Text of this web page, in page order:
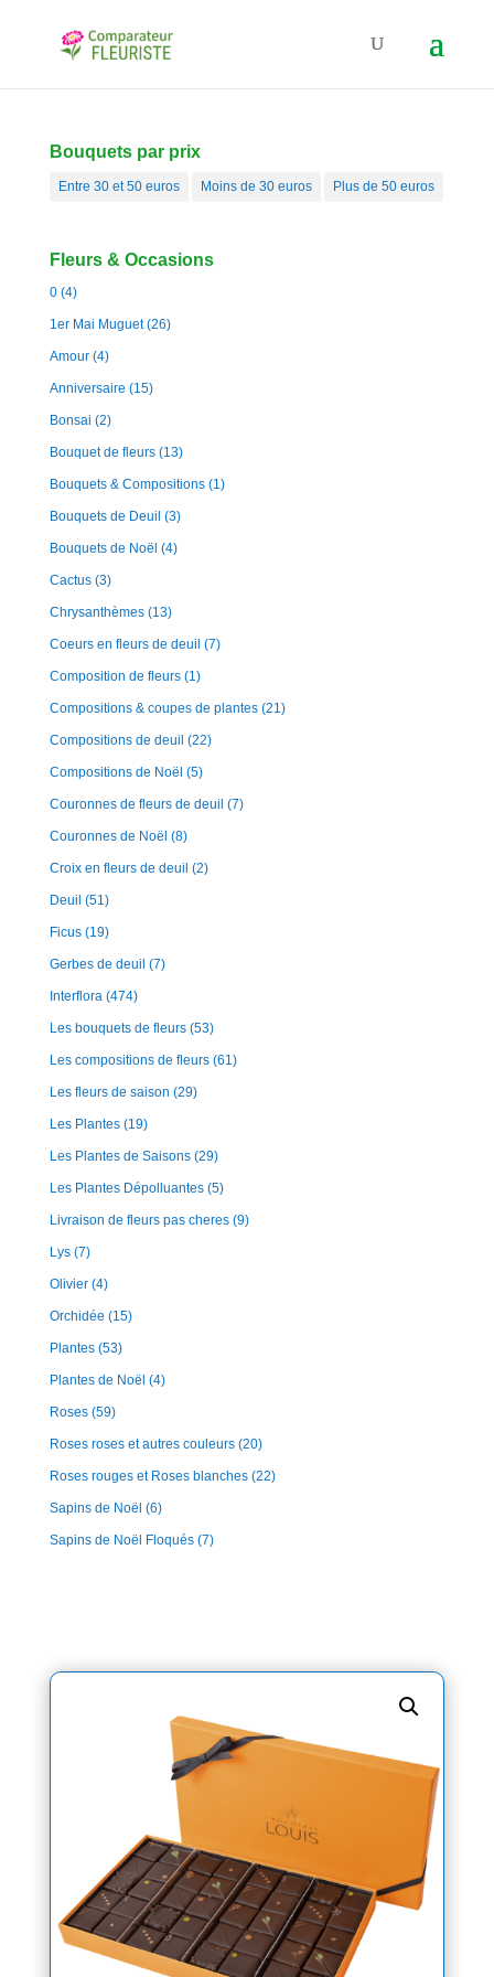
Bouquets par prix
Entre 30 et 50 euros Moins de 30 euros Plus de 50 euros
Fleurs & Occasions
0 (4)
1er Mai Muguet (26)
Amour (4)
Anniversaire (15)
Bonsai (2)
Bouquet de fleurs (13)
Bouquets & Compositions (1)
Bouquets de Deuil (3)
Bouquets de Noël (4)
Cactus (3)
Chrysanthèmes (13)
Coeurs en fleurs de deuil (7)
Composition de fleurs (1)
Compositions & coupes de plantes (21)
Compositions de deuil (22)
Compositions de Noël (5)
Couronnes de fleurs de deuil (7)
Couronnes de Noël (8)
Croix en fleurs de deuil (2)
Deuil (51)
Ficus (19)
Gerbes de deuil (7)
Interflora (474)
Les bouquets de fleurs (53)
Les compositions de fleurs (61)
Les fleurs de saison (29)
Les Plantes (19)
Les Plantes de Saisons (29)
Les Plantes Dépolluantes (5)
Livraison de fleurs pas cheres (9)
Lys (7)
Olivier (4)
Orchidée (15)
Plantes (53)
Plantes de Noël (4)
Roses (59)
Roses roses et autres couleurs (20)
Roses rouges et Roses blanches (22)
Sapins de Noël (6)
Sapins de Noël Floqués (7)